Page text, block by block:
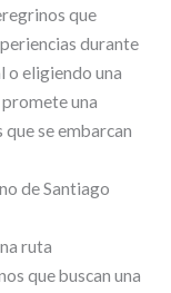
que
durante
o eligiendo una
una
se embarcan
de Santiago
ruta
que buscan una